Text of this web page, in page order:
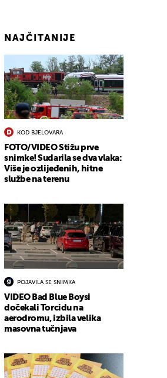
NAJČITANIJE
KOD BJELOVARA
FOTO/VIDEO Stižu prve
snimke! Sudarila se dva vlaka:
Više je ozlijeđenih, hitne
službe na terenu
POJAVILA SE SNIMKA
VIDEO Bad Blue Boysi
dočekali Torcidu na
aerodromu, izbila velika
masovna tučnjava